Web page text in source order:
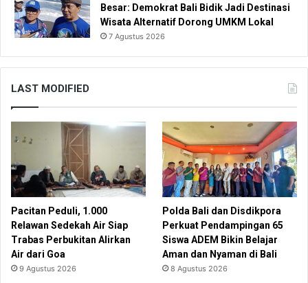
Besar: Demokrat Bali Bidik Jadi Destinasi
Wisata Alternatif Dorong UMKM Lokal
7 Agustus 2026
LAST MODIFIED
Pacitan Peduli, 1.000
Relawan Sedekah Air Siap
Trabas Perbukitan Alirkan
Air dari Goa
9 Agustus 2026
Polda Bali dan Disdikpora
Perkuat Pendampingan 65
Siswa ADEM Bikin Belajar
Aman dan Nyaman di Bali
8 Agustus 2026